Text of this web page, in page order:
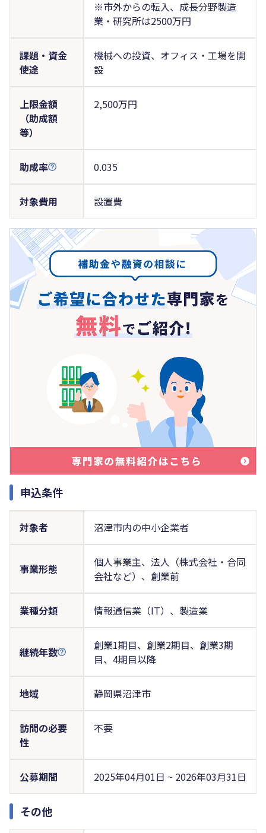
※市外からの転入、成長分野製造
業・研究所は2500万円
課題・資金
使途
機械への投資、オフィス・工場を開
設
上限金額
（助成額
等）
2,500万円
助成率 0.035
対象費用 設置費
申込条件
対象者 沼津市内の中小企業者
事業形態
個人事業主、法人（株式会社・合同
会社など）、創業前
業種分類 情報通信業（IT）、製造業
継続年数
創業1期目、創業2期目、創業3期
目、4期目以降
地域 静岡県沼津市
訪問の必要
性
不要
公募期間 2025年04月01日 ~ 2026年03月31日
その他